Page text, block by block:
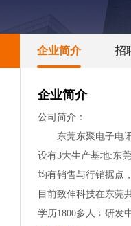
企业简介 招
企业简介
公司简介：
东莞东聚电子电讯
设有3大生产基地:东
均有销售与行销据点
目前致伸科技在东莞
学历1800多人﹔研发